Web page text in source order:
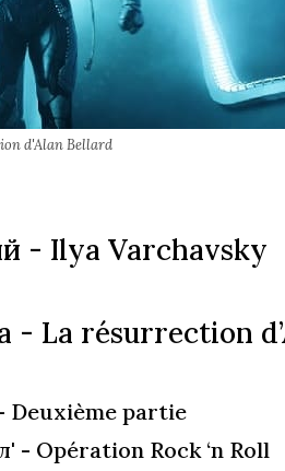
d'Alan Bellard
- Ilya Varchavsky
- La résurrection
Deuxième partie
- Opération Rock ‘n Roll